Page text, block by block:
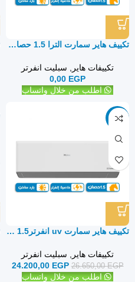
تكييف هاير سمارت الترا 1.5 حصان بارد ساخن – سبليت
تكييفات هاير
سبليت انفرتر
0,00 EGP
اطلب من خلال واتساب
-9%
تكييف هاير سمارت uv انفرتر1.5 حصان بارد ساخن – سبليت
تكييفات هاير سبليت انفرتر
26.650,00EGP
24.200,00 EGP
اطلب من خلال واتساب